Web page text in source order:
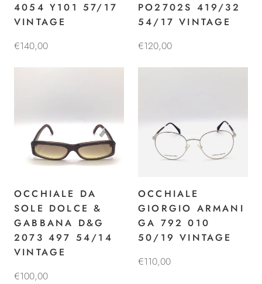
4054 Y101 57/17
VINTAGE
€140,00
PO2702S 419/32
54/17 VINTAGE
€120,00
OCCHIALE DA
SOLE DOLCE &
GABBANA D&G
2073 497 54/14
VINTAGE
€100,00
OCCHIALE
GIORGIO ARMANI
GA 792 010
50/19 VINTAGE
€110,00